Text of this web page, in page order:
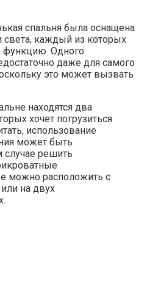
спальня была оснащена
света, каждый из которых
функцию. Одного
даже для самого
это может вызвать
находятся два
хочет погрузиться
использование
может быть
решить
можно расположить с
на двух